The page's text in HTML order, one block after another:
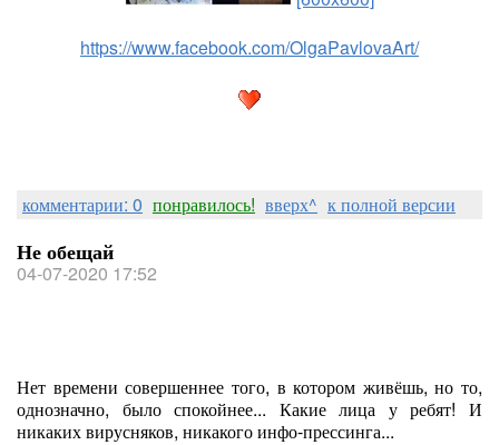
https://www.facebook.com/OlgaPavlovaArt/
комментарии: 0 понравилось! вверх^ к полной версии
Не обещай
04-07-2020 17:52
Нет времени совершеннее того, в котором живёшь, но то,
однозначно, было спокойнее... Какие лица у ребят! И
никаких вирусняков, никакого инфо-прессинга...